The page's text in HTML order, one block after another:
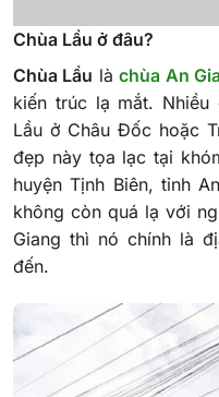
Chùa Lầu ở đâu?
Chùa Lầu làchùa An
kiến trúc lạ mắt. Nhiều
Lầu ở Châu Đốc hoặc
đẹp này tọa lạc tại
huyện Tịnh Biên, tỉnh
không còn quá lạ với
Giang thì nó chính là
đến.